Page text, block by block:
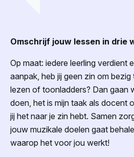
Omschrijf jouw lessen in drie
Op maat: iedere leerling verdient
aanpak, heb jij geen zin om
lezen of toonladders? Dan gaan
doen, het is mijn taak als docent
jij het naar je zin hebt. Samen
jouw muzikale doelen gaat
waarop het voor jou werkt!